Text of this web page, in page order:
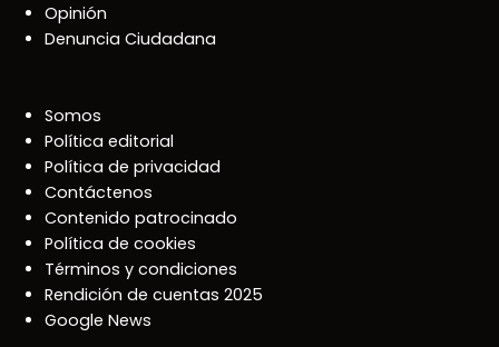
Opinión
Denuncia Ciudadana
Somos
Política editorial
Política de privacidad
Contáctenos
Contenido patrocinado
Política de cookies
Términos y condiciones
Rendición de cuentas 2025
Google News